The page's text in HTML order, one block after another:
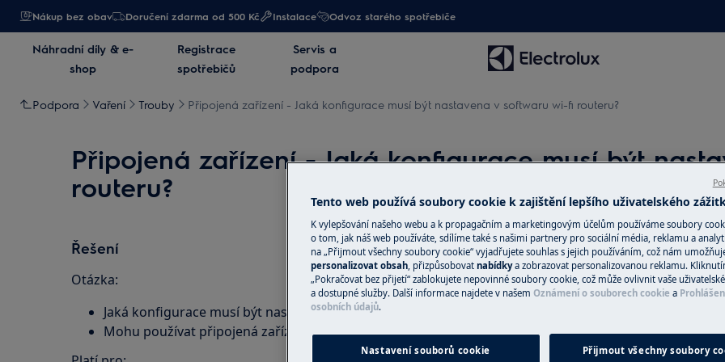
Nákup bez obav Doručení zdarma od 500 Kč Instalace Odvoz starého spotřebiče
Náhradní díly & e-
shop
Registrace
spotřebičů
Servis a
podpora
Podpora Vaření Trouby Připojená zařízení - Jaká konfigurace musí být nastavena v softwaru wi-fi routeru?
Připojená zařízení - Jaká konfigurace musí být
routeru?
Řešení
Otázka:
Jaká konfigurace musí být nastavena na softwaru routeru?
Mohu používat připojená zařízení s 5GHz sítí Wi-Fi?
Náhradní díly a
Vyhledejte si
spotřebič v
přímo domů.
Tento web používá soubory cookie k zajištění lepšího uživatelského
K vylepšování našeho webu a k propagačním a marketingovým účelům používáme soubory
o tom, jak náš web používáte, sdílíme také s našimi partnery pro sociální média, reklamu a
na „Přijmout všechny soubory cookie“ vyjadřujete souhlas s jejich používáním, což nám
personalizovat obsah , přizpůsobovat nabídkya zobrazovat personalizovanou reklamu.
„Pokračovat bez přijetí“ zablokujete nepovinné soubory cookie, což může ovlivnit vaše
a dostupné služby. Další informace najdete v našem Oznámení o souborech cookie a
osobních údajů.
Nastavení souborů cookie Přijmout všechny soubory